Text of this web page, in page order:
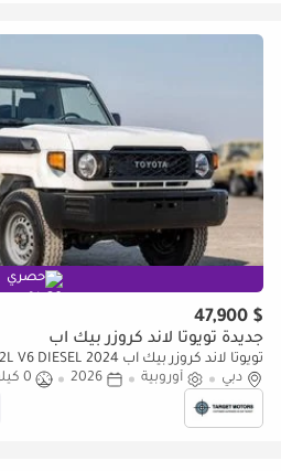
حصري
$ 47,900
جديدة تويوتا لاند كروزر بيك آب
تويوتا لاند كروزر بيك آب LAND CRUISER LC79 SC 4.2L V6 DIESEL 2024
دبي
أوروبية 2026
0 كيلومتر